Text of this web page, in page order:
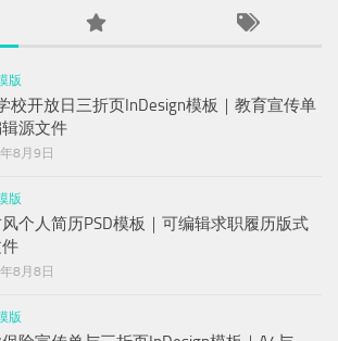
版
校开放日三折页InDesign模板｜教育宣传单
源文件
8月9日
版
个人简历PSD模板｜可编辑求职履历版式
8月8日
版